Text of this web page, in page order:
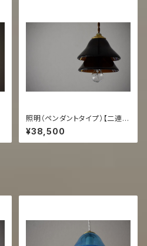
照明（ペンダントタイプ）【二連
茶】
¥38,500